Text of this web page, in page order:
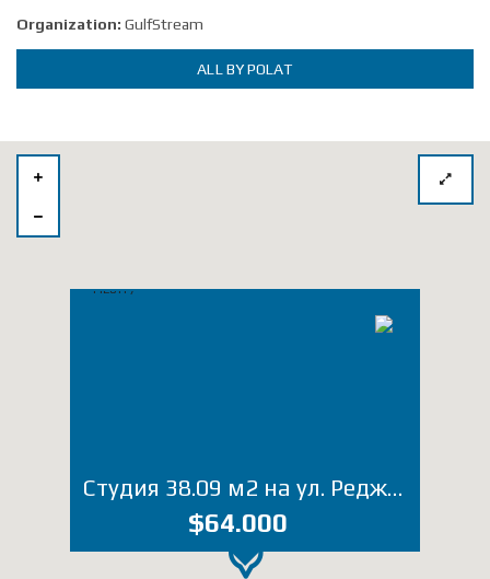
Organization: GulfStream
ALL BY POLAT
Студия 38.09 м2 на ул. Реджеба Нижарадзе (Лот 4428ТР)
$64.000